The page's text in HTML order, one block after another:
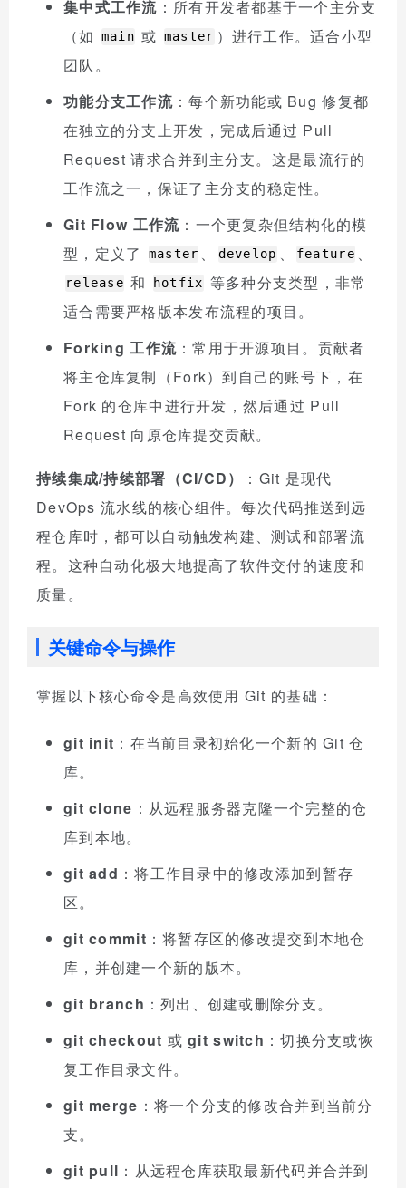
集中式工作流 ：所有开发者都基于一个主分支
（如
main 或 master ）进行工作。适合小型
团队。
功能分支工作流：每个新功能或 Bug 修复都
在独立的分支上开发，完成后通过 Pull
Request 请求合并到主分支。这是最流行的
工作流之一，保证了主分支的稳定性。
Git Flow 工作流 ：一个更复杂但结构化的模
型，定义了
master 、 develop 、 feature 、
release 和 hotfix
等多种分支类型，非常
适合需要严格版本发布流程的项目。
Forking 工作流 ：常用于开源项目。贡献者
将主仓库复制（Fork）到自己的账号下，在
Fork 的仓库中进行开发，然后通过 Pull
Request 向原仓库提交贡献。
持续集成/持续部署（CI/CD）
：Git 是现代
DevOps 流水线的核心组件。每次代码推送到远
程仓库时，都可以自动触发构建、测试和部署流
程。这种自动化极大地提高了软件交付的速度和
质量。
关键命令与操作
掌握以下核心命令是高效使用 Git 的基础：
git init ：在当前目录初始化一个新的 Git 仓
库。
git clone ：从远程服务器克隆一个完整的仓
库到本地。
git add ：将工作目录中的修改添加到暂存
区。
git commit ：将暂存区的修改提交到本地仓
库，并创建一个新的版本。
git branch ：列出、创建或删除分支。
git checkout 或git switch ：切换分支或恢
复工作目录文件。
git merge ：将一个分支的修改合并到当前分
支。
git pull ：从远程仓库获取最新代码并合并到